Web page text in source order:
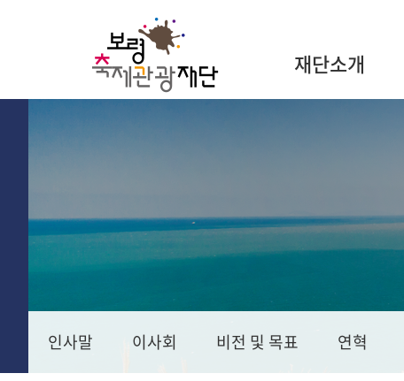
재단소개
인사말 이사회 비전 및 목표 연혁